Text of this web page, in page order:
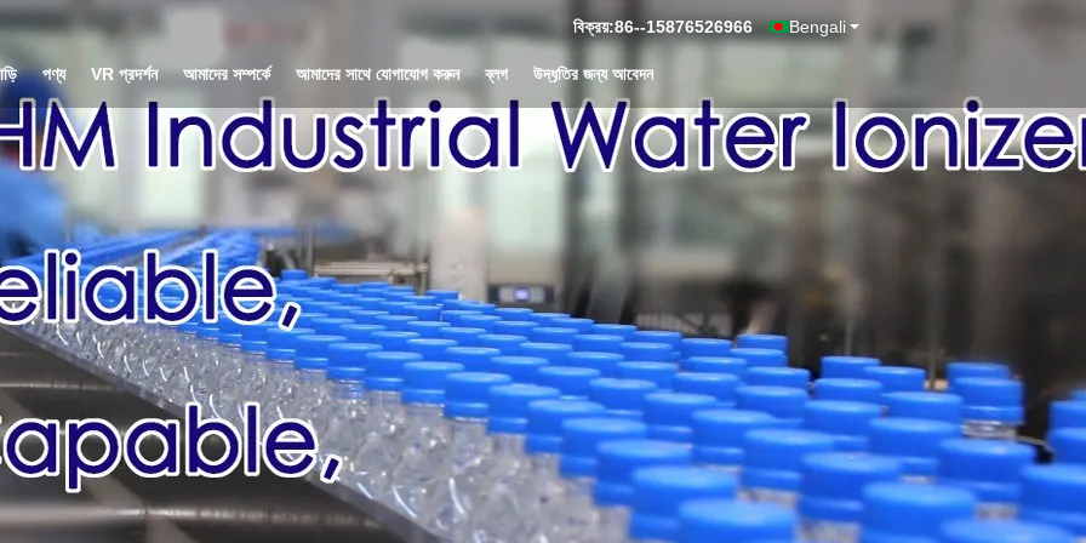
Bengali
বিক্রয়:86--15876526966
পণ্য VR প্রদর্শন আমাদের সম্পর্কে আমাদের সাথে যোগাযোগ করুন ব্লগ উদ্ধৃতির জন্য আবেদন